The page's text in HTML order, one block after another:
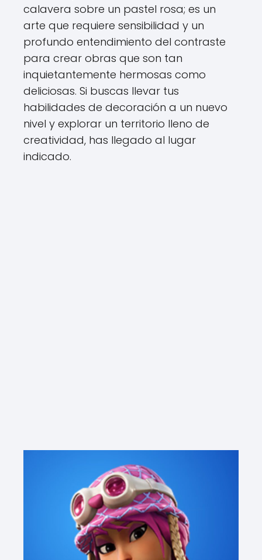
calavera sobre un pastel rosa; es un
arte que requiere sensibilidad y un
profundo entendimiento del contraste
para crear obras que son tan
inquietantemente hermosas como
deliciosas. Si buscas llevar tus
habilidades de decoración a un nuevo
nivel y explorar un territorio lleno de
creatividad, has llegado al lugar
indicado.